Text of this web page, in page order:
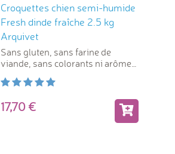
Croquettes chien semi-humide
Fresh dinde fraîche 2.5 kg
Arquivet
Sans gluten, sans farine de
viande, sans colorants ni arômes
artificiels
17,70